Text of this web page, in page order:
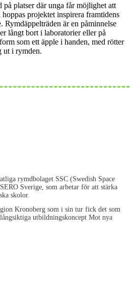
på platser där unga får möjlighet att
projektet inspirera framtidens
Rymdäppelträden är en påminnelse
långt bort i laboratorier eller på
som ett äpple i handen, med rötter
ut i rymden.
rymdbolaget SSC (Swedish Space
Sverige, som arbetar för att stärka
skolor.
Kronoberg som i sin tur fick det som
utbildningskoncept Mot nya